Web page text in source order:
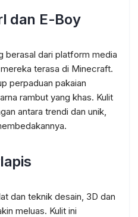
dan E-Boy
berasal dari platform media
terasa di Minecraft.
perpaduan pakaian
rambut yang khas. Kulit
antara trendi dan unik,
dan teknik desain, 3D dan
meluas. Kulit ini